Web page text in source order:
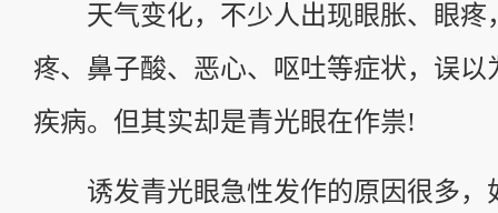
天气变化，不少人出现眼胀、眼疼
疼、鼻子酸、恶心、呕吐等症状，误以
疾病。但其实却是青光眼在作祟!
诱发青光眼急性发作的原因很多，